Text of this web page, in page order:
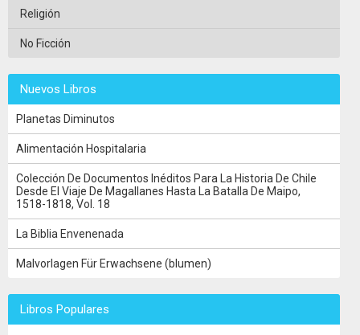
Religión
No Ficción
Nuevos Libros
Planetas Diminutos
Alimentación Hospitalaria
Colección De Documentos Inéditos Para La Historia De Chile
Desde El Viaje De Magallanes Hasta La Batalla De Maipo,
1518-1818, Vol. 18
La Biblia Envenenada
Malvorlagen Für Erwachsene (blumen)
Libros Populares